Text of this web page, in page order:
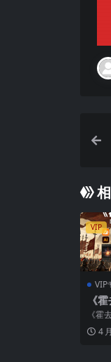
VIP
VIP
《
即
实
《霍
教程
介绍
4